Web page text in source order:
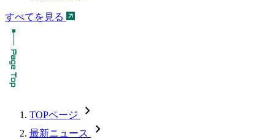
すべてを見る
TOPページ chevron_forward
最新ニュース chevron_forward